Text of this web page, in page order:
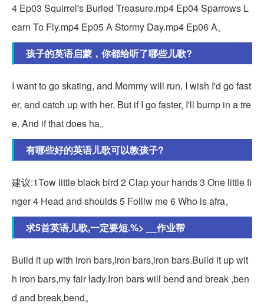
4 Ep03 Squirrel's Buried Treasure.mp4 Ep04 Sparrows L
earn To Fly.mp4 Ep05 A Stormy Day.mp4 Ep06 A。
孩子的英语启蒙，你都给听了哪些儿歌?
I want to go skating, and Mommy will run. I wish I'd go fast
er, and catch up with her. But if I go faster, I'll bump in a tre
e. And if that does ha。
有哪些好的英语儿歌可以教孩子?
建议:1Tow little black bird 2 Clap your hands 3 One little fi
nger 4 Head and shoulds 5 Folliw me 6 Who is afra。
求5首英语儿歌,一定要短.%> __作业帮
Build it up with iron bars,iron bars,iron bars.Build it up wit
h iron bars,my fair lady.Iron bars will bend and break ,ben
d and break,bend。